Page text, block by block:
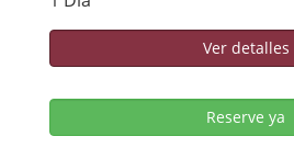
Ver detalles
Reserve ya